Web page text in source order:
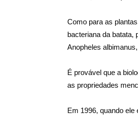
Como para as
bacteriana da batata,
Anopheles
É provável que a
as propriedades
Em 1996, quando